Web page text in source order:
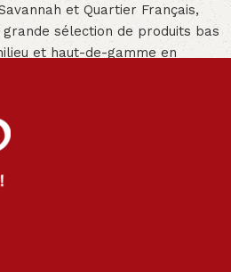
et Quartier Français,
sélection de produits bas
et haut-de-gamme en
- Salon relax - Canapé -
- Fauteuil - Armoire - Table
de bain - Literie - Lit - Bureau -
led - Réfrigérateur -
Sharp, Philips, Bosh, Moulinex,
Dyson.